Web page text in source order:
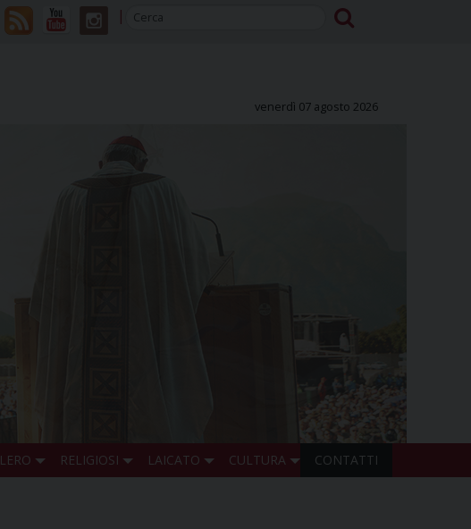
venerdì 07 agosto 2026
RELIGIOSI LAICATO CULTURA CONTATTI